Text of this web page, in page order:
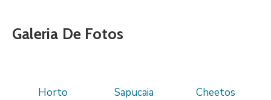
Galeria De Fotos
Horto Sapucaia Cheetos